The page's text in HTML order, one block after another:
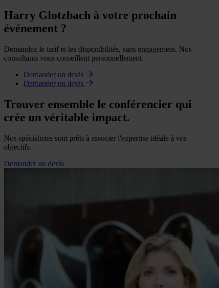
Harry Glotzbach à votre prochain
événement ?
Demandez le tarif et les disponibilités, sans engagement. Nos
consultants vous conseillent personnellement.
Demander un devis
Demander un devis
Trouver ensemble le conférencier qui
crée un véritable impact.
Nos spécialistes sont prêts à associer l'expertise idéale à vos
objectifs.
Demander un devis